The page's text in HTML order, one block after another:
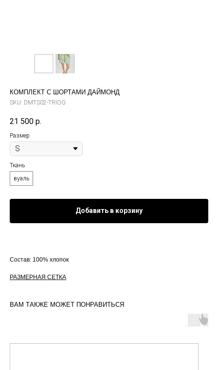
КОМПЛЕКТ С ШОРТАМИ ДАЙМОНД
SKU: DMTS02-TRIOG
21 500 р.
Размер
Ткань
вуаль
Добавить в корзину
Состав: 100% хлопок
РАЗМЕРНАЯ СЕТКА
ВАМ ТАКЖЕ МОЖЕТ ПОНРАВИТЬСЯ